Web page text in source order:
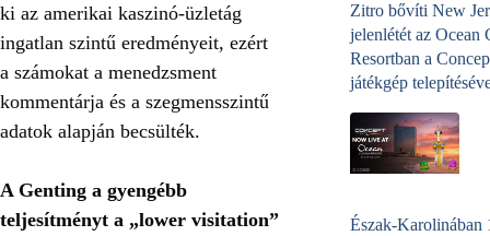
ki az amerikai kaszinó‑üzletág
ingatlan szintű eredményeit, ezért
a számokat a menedzsment
kommentárja és a szegmensszintű
adatok alapján becsülték.
A Genting a gyengébb
teljesítményt a „lower visitation”
Zitro bővíti New
jelenlétét az Ocean
Resortban a
játékgép
Észak-Karolinában